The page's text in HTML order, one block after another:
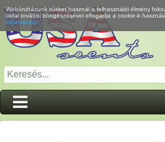
Webáruházunk sütiket használ a felhasználói élmény
oldal további böngészésével elfogadja a cookie-k
információk...